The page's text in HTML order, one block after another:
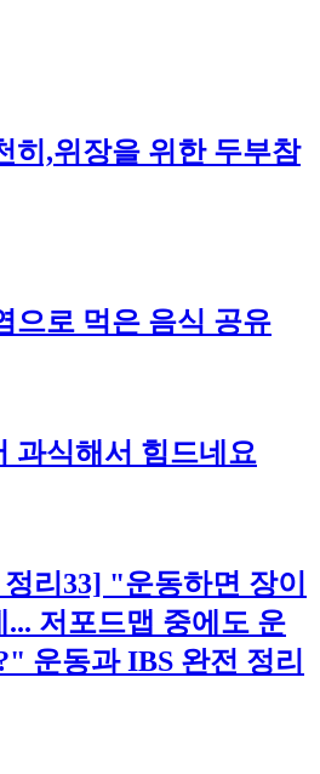
히,위장을 위한 두부참
으로 먹은 음식 공유
과식해서 힘드네요
리33] "운동하면 장이
저포드맵 중에도 운
운동과 IBS 완전 정리